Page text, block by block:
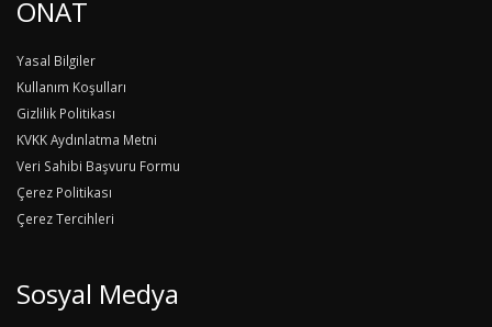
ONAT
Yasal Bilgiler
Kullanım Koşulları
Gizlilik Politikası
KVKK Aydınlatma Metni
Veri Sahibi Başvuru Formu
Çerez Politikası
Çerez Tercihleri
Sosyal Medya